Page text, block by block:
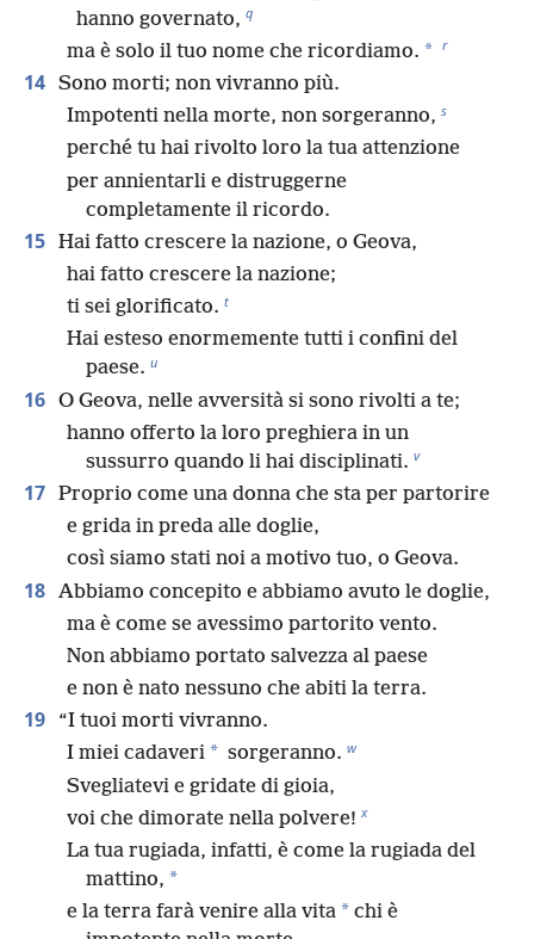
hanno governato, q
ma è solo il tuo nome che ricordiamo. * r
14 Sono morti; non vivranno più.
Impotenti nella morte, non sorgeranno, s
perché tu hai rivolto loro la tua attenzione
per annientarli e distruggerne
completamente il ricordo.
15 Hai fatto crescere la nazione, o Geova,
hai fatto crescere la nazione;
ti sei glorificato. t
Hai esteso enormemente tutti i confini del
paese. u
16 O Geova, nelle avversità si sono rivolti a te;
hanno offerto la loro preghiera in un
sussurro quando li hai disciplinati. v
17 Proprio come una donna che sta per partorire
e grida in preda alle doglie,
così siamo stati noi a motivo tuo, o Geova.
18 Abbiamo concepito e abbiamo avuto le doglie,
ma è come se avessimo partorito vento.
Non abbiamo portato salvezza al paese
e non è nato nessuno che abiti la terra.
19
“I tuoi morti vivranno.
I miei cadaveri * sorgeranno. w
Svegliatevi e gridate di gioia,
voi che dimorate nella polvere! x
La tua rugiada, infatti, è come la rugiada del
mattino, *
e la terra farà venire alla vita * chi è